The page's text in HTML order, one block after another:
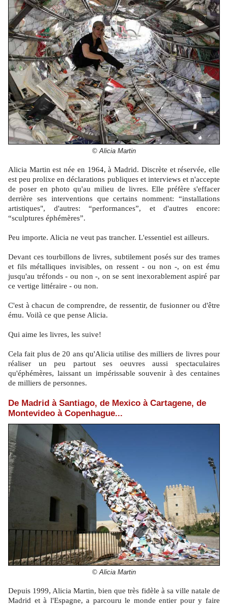
© Alicia Martin
Alicia Martin est née en 1964, à Madrid. Discrète et réservée, elle
est peu prolixe en déclarations publiques et interviews et n'accepte
de poser en photo qu'au milieu de livres. Elle préfère s'effacer
derrière ses interventions que certains nomment: “installations
artistiques", d'autres: “performances”, et d'autres encore:
“sculptures éphémères”.
Peu importe. Alicia ne veut pas trancher. L'essentiel est ailleurs.
Devant ces tourbillons de livres, subtilement posés sur des trames
et fils métalliques invisibles, on ressent - ou non -, on est ému
jusqu'au tréfonds - ou non -, on se sent inexorablement aspiré par
ce vertige littéraire - ou non.
C'est à chacun de comprendre, de ressentir, de fusionner ou d'être
ému. Voilà ce que pense Alicia.
Qui aime les livres, les suive!
Cela fait plus de 20 ans qu'Alicia utilise des milliers de livres pour
réaliser un peu partout ses oeuvres aussi spectaculaires
qu'éphémères, laissant un impérissable souvenir à des centaines
de milliers de personnes.
De Madrid à Santiago, de Mexico à Cartagene, de
Montevideo à Copenhague...
© Alicia Martin
Depuis 1999, Alicia Martin, bien que très fidèle à sa ville natale de
Madrid et à l'Espagne, a parcouru le monde entier pour y faire